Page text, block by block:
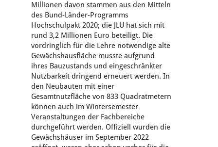
Millionen davon stammen aus den Mitteln
des Bund-Länder-Programms
Hochschulpakt 2020; die JLU hat sich mit
rund 3,2 Millionen Euro beteiligt. Die
vordringlich für die Lehre notwendige alte
Gewächshausfläche musste aufgrund
ihres Bauzustands und eingeschränkter
Nutzbarkeit dringend erneuert werden. In
den Neubauten mit einer
Gesamtnutzfläche von 833 Quadratmetern
können auch im Wintersemester
Veranstaltungen der Fachbereiche
durchgeführt werden. Offiziell wurden die
Gewächshäuser im September 2022